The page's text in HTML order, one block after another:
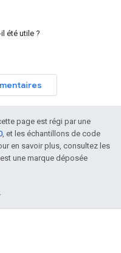
été utile ?
page est régi par une
, et les échantillons de code
en savoir plus, consultez les
est une marque déposée